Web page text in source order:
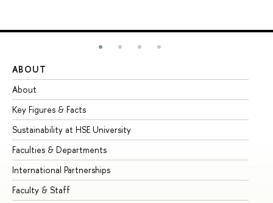
ABOUT
About
Key Figures & Facts
Sustainability at HSE University
Faculties & Departments
International Partnerships
Faculty & Staff